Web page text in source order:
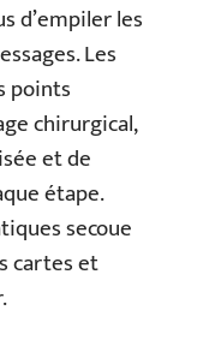
d’empiler les
Les
points
chirurgical,
et de
étape.
secoue
cartes et